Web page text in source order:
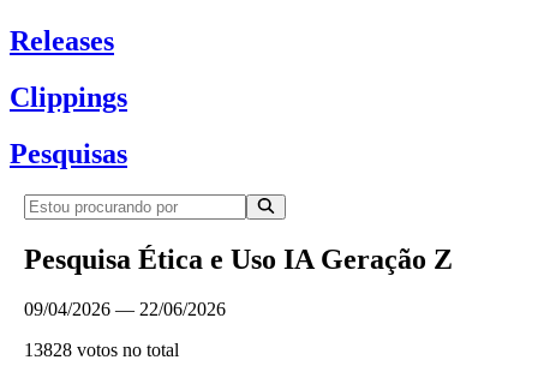
Releases
Clippings
Pesquisas
Pesquisa Ética e Uso IA Geração Z
09/04/2026 — 22/06/2026
13828 votos no total